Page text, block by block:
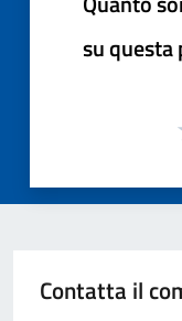
su questa
Contatta il